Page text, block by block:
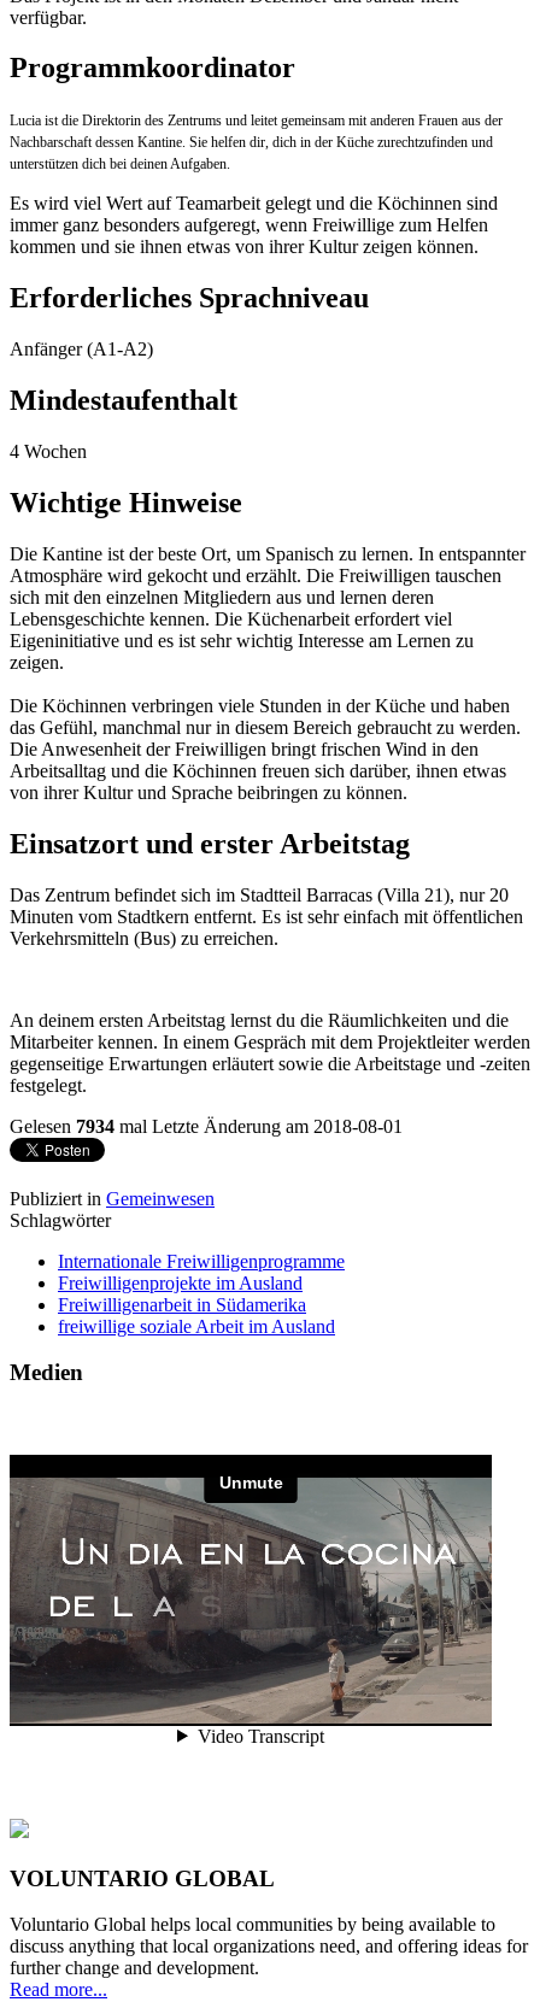
verfügbar.
Programmkoordinator
Lucia ist die Direktorin des Zentrums und leitet gemeinsam mit anderen Frauen aus der
Nachbarschaft dessen Kantine. Sie helfen dir, dich in der Küche zurechtzufinden und
unterstützen dich bei deinen Aufgaben.
Es wird viel Wert auf Teamarbeit gelegt und die Köchinnen sind
immer ganz besonders aufgeregt, wenn Freiwillige zum Helfen
kommen und sie ihnen etwas von ihrer Kultur zeigen können.
Erforderliches Sprachniveau
Anfänger (A1-A2)
Mindestaufenthalt
4 Wochen
Wichtige Hinweise
Die Kantine ist der beste Ort, um Spanisch zu lernen. In entspannter
Atmosphäre wird gekocht und erzählt. Die Freiwilligen tauschen
sich mit den einzelnen Mitgliedern aus und lernen deren
Lebensgeschichte kennen. Die Küchenarbeit erfordert viel
Eigeninitiative und es ist sehr wichtig Interesse am Lernen zu
zeigen.
Die Köchinnen verbringen viele Stunden in der Küche und haben
das Gefühl, manchmal nur in diesem Bereich gebraucht zu werden.
Die Anwesenheit der Freiwilligen bringt frischen Wind in den
Arbeitsalltag und die Köchinnen freuen sich darüber, ihnen etwas
von ihrer Kultur und Sprache beibringen zu können.
Einsatzort und erster Arbeitstag
Das Zentrum befindet sich im Stadtteil Barracas (Villa 21), nur 20
Minuten vom Stadtkern entfernt. Es ist sehr einfach mit öffentlichen
Verkehrsmitteln (Bus) zu erreichen.
An deinem ersten Arbeitstag lernst du die Räumlichkeiten und die
Mitarbeiter kennen. In einem Gespräch mit dem Projektleiter werden
gegenseitige Erwartungen erläutert sowie die Arbeitstage und -zeiten
festgelegt.
Gelesen 7934 mal Letzte Änderung am 2018-08-01
Publiziert in Gemeinwesen
Schlagwörter
Internationale Freiwilligenprogramme
Freiwilligenprojekte im Ausland
Freiwilligenarbeit in Südamerika
freiwillige soziale Arbeit im Ausland
Medien
VOLUNTARIO GLOBAL
Voluntario Global helps local communities by being available to
discuss anything that local organizations need, and offering ideas for
further change and development.
Read more...